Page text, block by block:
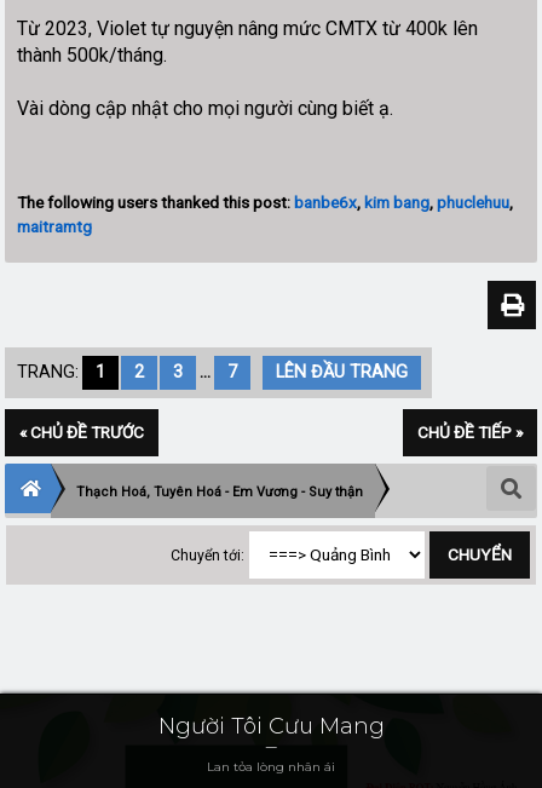
Từ 2023, Violet tự nguyện nâng mức CMTX từ 400k lên
thành 500k/tháng.
Vài dòng cập nhật cho mọi người cùng biết ạ.
The following users thanked this post: banbe6x, kim bang,phuclehuu,
maitramtg
TRANG: 1 2 3 ... 7 LÊN ĐẦU TRANG
« CHỦ ĐỀ TRƯỚC CHỦ ĐỀ TIẾP »
Thạch Hoá, Tuyên Hoá - Em Vương - Suy thận
Chuyển tới:
Người Tôi Cưu Mang
Lan tỏa lòng nhân ái